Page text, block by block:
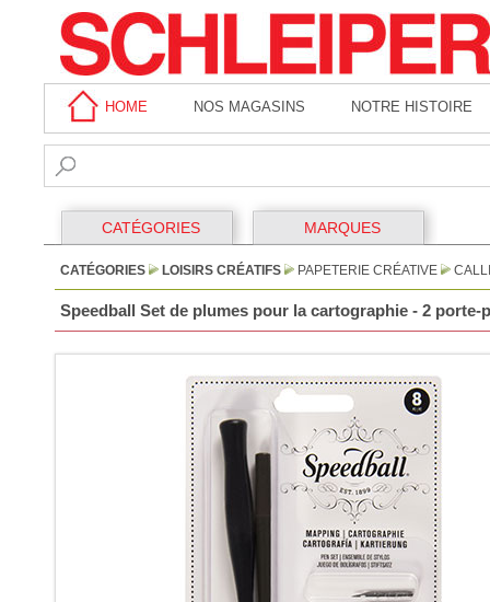
HOME NOS MAGASINS NOTRE HISTOIRE
CATÉGORIES MARQUES
CATÉGORIES LOISIRS CRÉATIFS PAPETERIE CRÉATIVE
Speedball Set de plumes pour la cartographie - 2 porte-